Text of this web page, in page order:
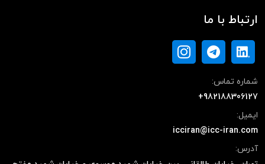
ارتباط با ما
شماره تماس:
+982188306127
ایمیل:
icciran@icc-iran.com
آدرس: